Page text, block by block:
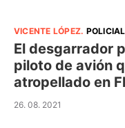
VICENTE LÓPEZ.
El desgarrador
piloto de avión
atropellado en
26. 08. 2021